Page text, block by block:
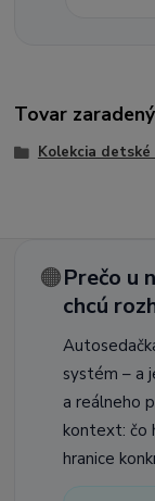
Tovar
Kolekcia
🟠Prečo u
chcú
systém – a
a reálneho
kontext: čo
hranice